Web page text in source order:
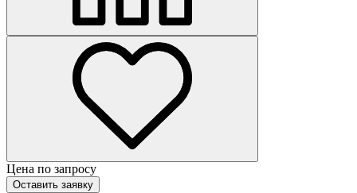
Цена по запросу
Оставить заявку